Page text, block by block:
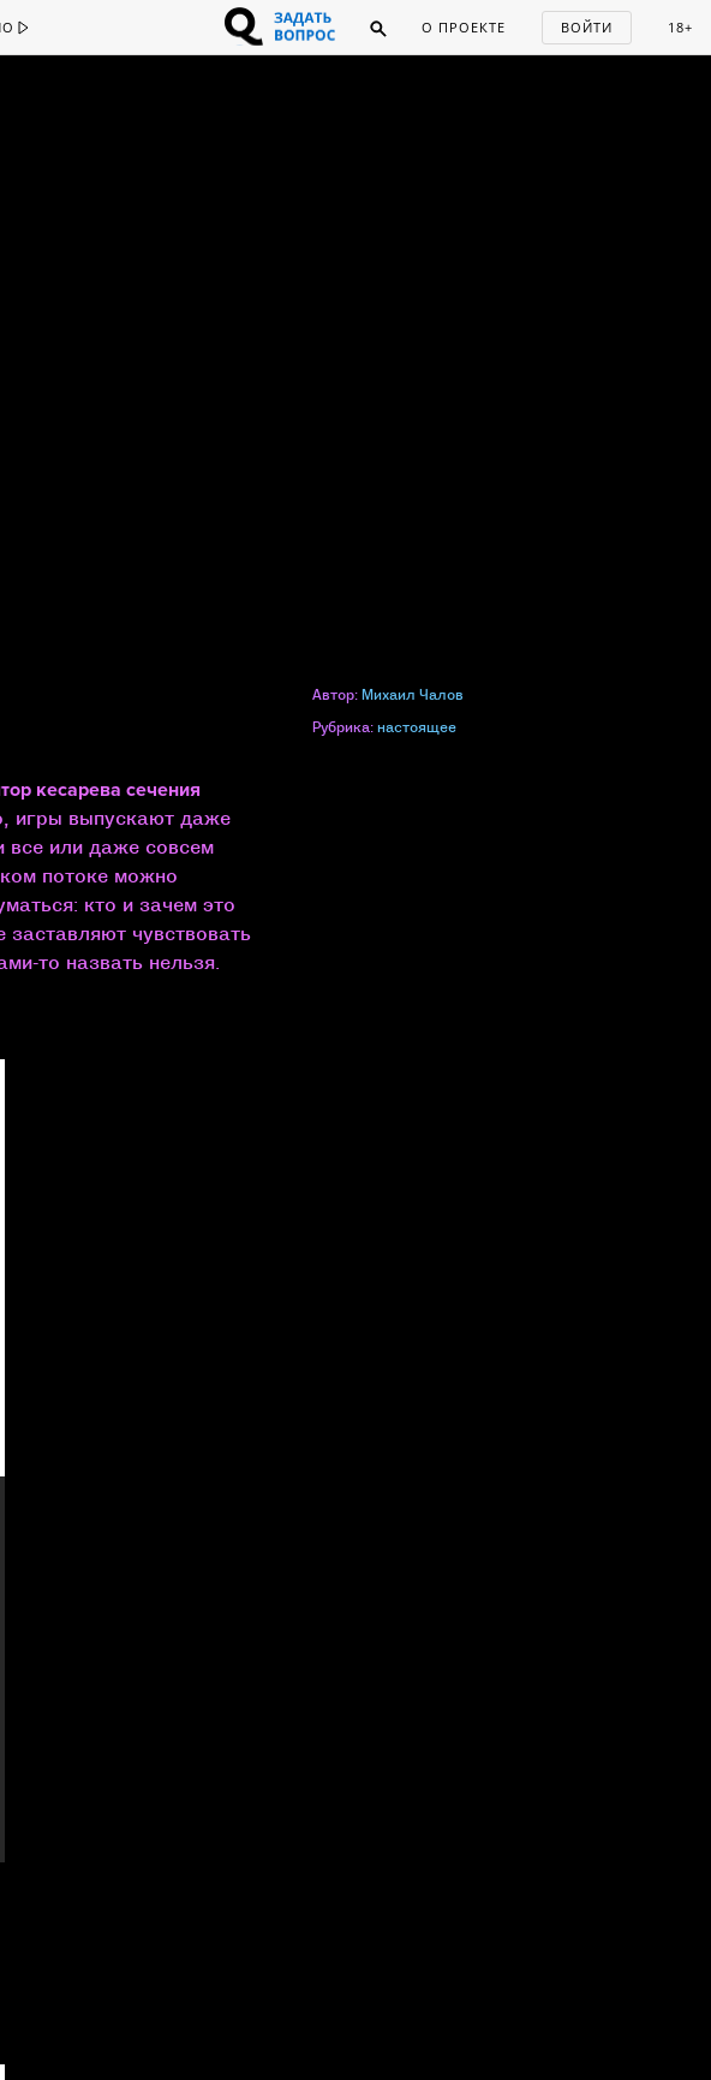
О ПРОЕКТЕ ВОЙТИ 18+
Автор: Михаил Чалов
Рубрика: настоящее
кесарева сечения
игры выпускают даже
все или даже совсем
потоке можно
кто и зачем это
чувствовать
то назвать нельзя.